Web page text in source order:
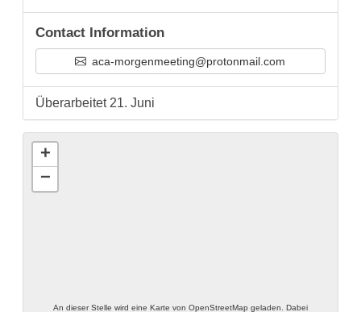
Contact Information
aca-morgenmeeting@protonmail.com
Überarbeitet 21. Juni
An dieser Stelle wird eine Karte von OpenStreetMap geladen. Dabei
+
−